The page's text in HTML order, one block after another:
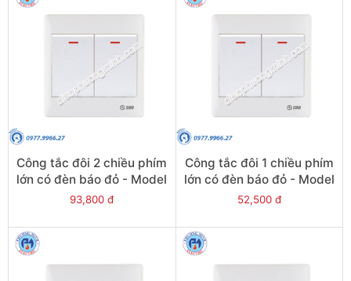
Công tắc đôi 2 chiều phím
lớn có đèn báo đỏ - Model
S982N2R
93,800 đ
Công tắc đôi 1 chiều phím
lớn có đèn báo đỏ - Model
S982N1R
52,500 đ